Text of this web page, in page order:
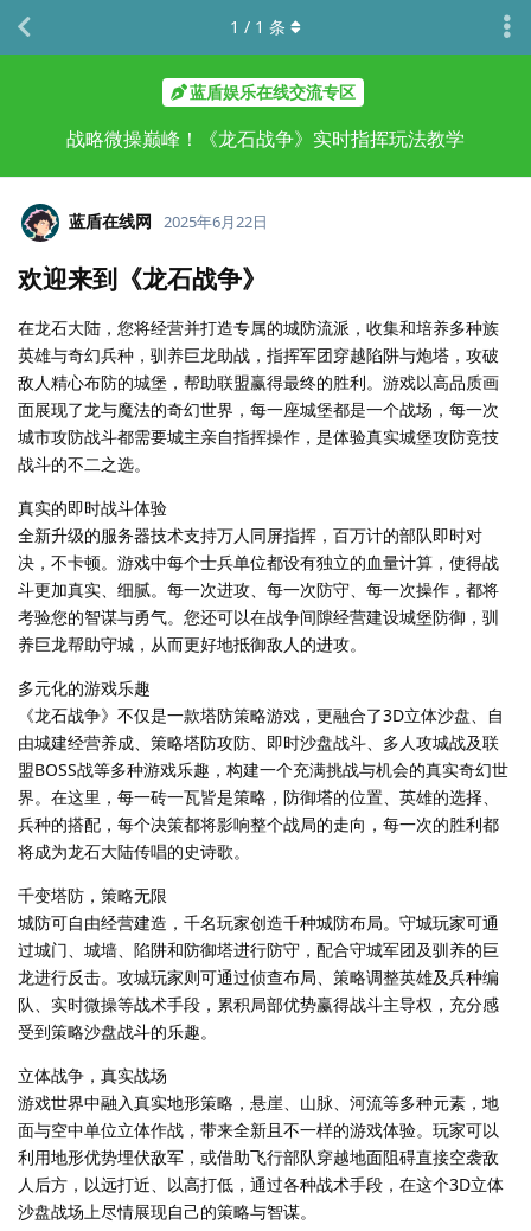
蓝盾娱乐在线交流专区
战略微操巅峰！《龙石战争》实时指挥玩法教学
1 / 1 条
蓝盾在线网 2025年6月22日
欢迎来到《龙石战争》
在龙石大陆，您将经营并打造专属的城防流派，收集和培养多种族
英雄与奇幻兵种，驯养巨龙助战，指挥军团穿越陷阱与炮塔，攻破
敌人精心布防的城堡，帮助联盟赢得最终的胜利。游戏以高品质画
面展现了龙与魔法的奇幻世界，每一座城堡都是一个战场，每一次
城市攻防战斗都需要城主亲自指挥操作，是体验真实城堡攻防竞技
战斗的不二之选。
真实的即时战斗体验
全新升级的服务器技术支持万人同屏指挥，百万计的部队即时对
决，不卡顿。游戏中每个士兵单位都设有独立的血量计算，使得战
斗更加真实、细腻。每一次进攻、每一次防守、每一次操作，都将
考验您的智谋与勇气。您还可以在战争间隙经营建设城堡防御，驯
养巨龙帮助守城，从而更好地抵御敌人的进攻。
多元化的游戏乐趣
《龙石战争》不仅是一款塔防策略游戏，更融合了3D立体沙盘、自
由城建经营养成、策略塔防攻防、即时沙盘战斗、多人攻城战及联
盟BOSS战等多种游戏乐趣，构建一个充满挑战与机会的真实奇幻世
界。在这里，每一砖一瓦皆是策略，防御塔的位置、英雄的选择、
兵种的搭配，每个决策都将影响整个战局的走向，每一次的胜利都
将成为龙石大陆传唱的史诗歌。
千变塔防，策略无限
城防可自由经营建造，千名玩家创造千种城防布局。守城玩家可通
过城门、城墙、陷阱和防御塔进行防守，配合守城军团及驯养的巨
龙进行反击。攻城玩家则可通过侦查布局、策略调整英雄及兵种编
队、实时微操等战术手段，累积局部优势赢得战斗主导权，充分感
受到策略沙盘战斗的乐趣。
立体战争，真实战场
游戏世界中融入真实地形策略，悬崖、山脉、河流等多种元素，地
面与空中单位立体作战，带来全新且不一样的游戏体验。玩家可以
利用地形优势埋伏敌军，或借助飞行部队穿越地面阻碍直接空袭敌
人后方，以远打近、以高打低，通过各种战术手段，在这个3D立体
沙盘战场上尽情展现自己的策略与智谋。